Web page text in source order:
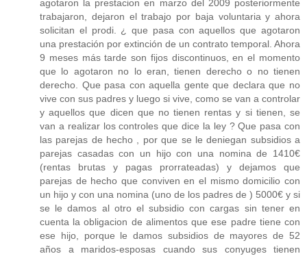
agotaron la prestacion en marzo del 2009 posteriormente
trabajaron, dejaron el trabajo por baja voluntaria y ahora
solicitan el prodi. ¿ que pasa con aquellos que agotaron
una prestación por extinción de un contrato temporal. Ahora
9 meses más tarde son fijos discontinuos, en el momento
que lo agotaron no lo eran, tienen derecho o no tienen
derecho. Que pasa con aquella gente que declara que no
vive con sus padres y luego si vive, como se van a controlar
y aquellos que dicen que no tienen rentas y si tienen, se
van a realizar los controles que dice la ley ? Que pasa con
las parejas de hecho , por que se le deniegan subsidios a
parejas casadas con un hijo con una nomina de 1410€
(rentas brutas y pagas prorrateadas) y dejamos que
parejas de hecho que conviven en el mismo domicilio con
un hijo y con una nomina (uno de los padres de ) 5000€ y si
se le damos al otro el subsidio con cargas sin tener en
cuenta la obligacion de alimentos que ese padre tiene con
ese hijo, porque le damos subsidios de mayores de 52
años a maridos-esposas cuando sus conyuges tienen